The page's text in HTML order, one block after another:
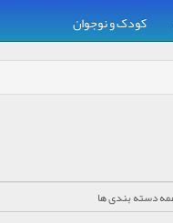
کودک و نوجوان